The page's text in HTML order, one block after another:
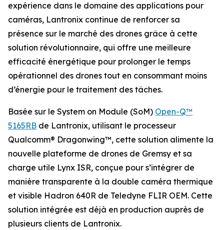
expérience dans le domaine des applications pour
caméras, Lantronix continue de renforcer sa
présence sur le marché des drones grâce à cette
solution révolutionnaire, qui offre une meilleure
efficacité énergétique pour prolonger le temps
opérationnel des drones tout en consommant moins
d’énergie pour le traitement des tâches.
Basée sur le System on Module (SoM) Open-Q™
5165RB de Lantronix, utilisant le processeur
Qualcomm® Dragonwing™, cette solution alimente la
nouvelle plateforme de drones de Gremsy et sa
charge utile Lynx ISR, conçue pour s’intégrer de
manière transparente à la double caméra thermique
et visible Hadron 640R de Teledyne FLIR OEM. Cette
solution intégrée est déjà en production auprès de
plusieurs clients de Lantronix.